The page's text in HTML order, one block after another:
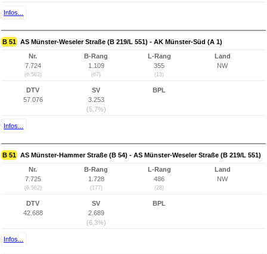
Infos...
B 51 AS Münster-Weseler Straße (B 219/L 551) - AK Münster-Süd (A 1)
Nr.
7.724
(6.563)
B-Rang
1.109
(67)
L-Rang
355
(13)
Land
NW
DTV
57.076
SV
3.253
(5,7%)
BPL
Infos...
B 51 AS Münster-Hammer Straße (B 54) - AS Münster-Weseler Straße (B 219/L 551)
Nr.
7.725
(6.562)
B-Rang
1.728
(177)
L-Rang
486
(28)
Land
NW
DTV
42.688
SV
2.689
(6,3%)
BPL
Infos...